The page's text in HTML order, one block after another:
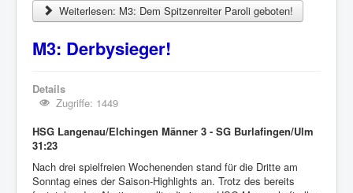
Weiterlesen: M3: Dem Spitzenreiter Paroli geboten!
M3: Derbysieger!
Details
Zugriffe: 1449
HSG Langenau/Elchingen Männer 3 - SG Burlafingen/Ulm
31:23
Nach drei spielfreien Wochenenden stand für die Dritte am
Sonntag eines der Saison-Highlights an. Trotz des bereits